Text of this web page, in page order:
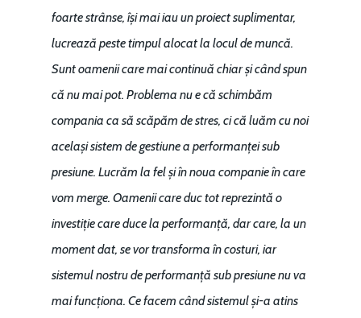
foarte strânse, își mai iau un proiect suplimentar,
lucrează peste timpul alocat la locul de muncă.
Sunt oamenii care mai continuă chiar și când spun
că nu mai pot. Problema nu e că schimbăm
compania ca să scăpăm de stres, ci că luăm cu noi
același sistem de gestiune a performanței sub
presiune. Lucrăm la fel și în noua companie în care
vom merge. Oamenii care duc tot reprezintă o
investiție care duce la performanță, dar care, la un
moment dat, se vor transforma în costuri, iar
sistemul nostru de performanță sub presiune nu va
mai funcționa. Ce facem când sistemul și-a atins